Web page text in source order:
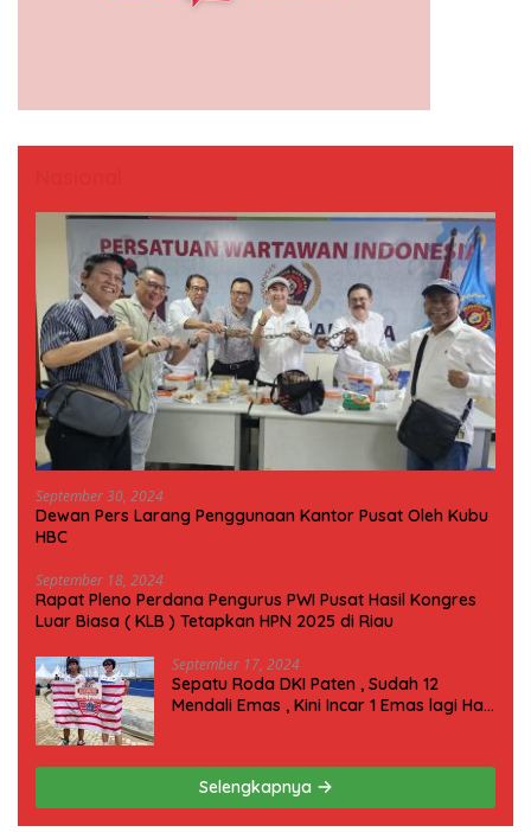
September 30, 2024
Dewan Pers Larang Penggunaan Kantor Pusat Oleh Kubu
HBC
September 18, 2024
Rapat Pleno Perdana Pengurus PWI Pusat Hasil Kongres
Luar Biasa ( KLB ) Tetapkan HPN 2025 di Riau
September 17, 2024
Sepatu Roda DKI Paten , Sudah 12
Mendali Emas , Kini Incar 1 Emas lagi Hari
Selengkapnya